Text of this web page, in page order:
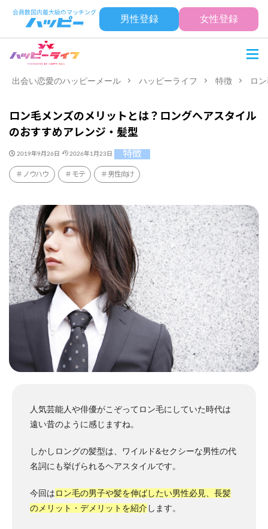
男性登録 女性登録
出会い恋愛のハッピーメール ハッピーライフ 特徴 ロ
ロン毛メンズのメリットとは？ロングヘアスタイル
のおすすめアレンジ・髪型
2019年9月26日 2026年1月23日 特徴
ノウハウ モテ 男性向け
人気芸能人や俳優がこぞってロン毛にしていた時代は
遠い昔のように感じますね。
しかしロングの髪型は、ワイルド&セクシーな男性の代
名詞にも挙げられるヘアスタイルです。
今回はロン毛の男子や髪を伸ばしたい男性必見、長髪
のメリット・デメリットを紹介 します。